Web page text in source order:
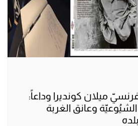
ميلان كونديرا وداعاً:
وعانق الغربة